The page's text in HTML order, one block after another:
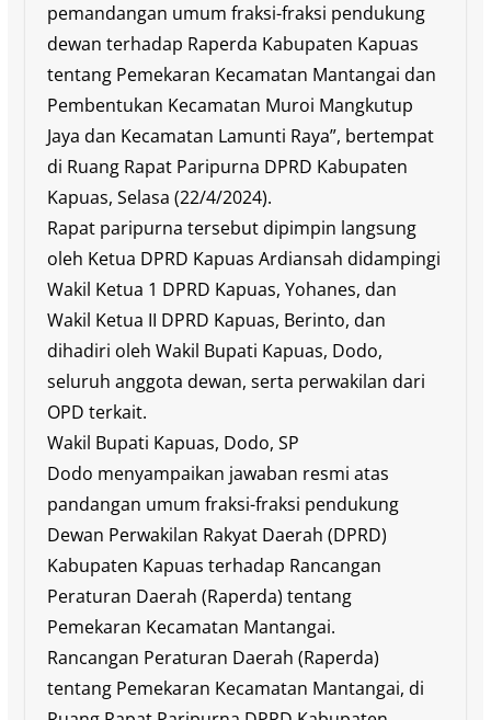
pemandangan umum fraksi-fraksi pendukung
dewan terhadap Raperda Kabupaten Kapuas
tentang Pemekaran Kecamatan Mantangai dan
Pembentukan Kecamatan Muroi Mangkutup
Jaya dan Kecamatan Lamunti Raya”, bertempat
di Ruang Rapat Paripurna DPRD Kabupaten
Kapuas, Selasa (22/4/2024).
Rapat paripurna tersebut dipimpin langsung
oleh Ketua DPRD Kapuas Ardiansah didampingi
Wakil Ketua 1 DPRD Kapuas, Yohanes, dan
Wakil Ketua II DPRD Kapuas, Berinto, dan
dihadiri oleh Wakil Bupati Kapuas, Dodo,
seluruh anggota dewan, serta perwakilan dari
OPD terkait.
Wakil Bupati Kapuas, Dodo, SP
Dodo menyampaikan jawaban resmi atas
pandangan umum fraksi-fraksi pendukung
Dewan Perwakilan Rakyat Daerah (DPRD)
Kabupaten Kapuas terhadap Rancangan
Peraturan Daerah (Raperda) tentang
Pemekaran Kecamatan Mantangai.
Rancangan Peraturan Daerah (Raperda)
tentang Pemekaran Kecamatan Mantangai, di